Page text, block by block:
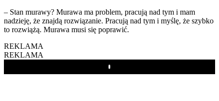
– Stan murawy? Murawa ma problem, pracują nad tym i mam
nadzieję, że znajdą rozwiązanie. Pracują nad tym i myślę, że szybko
to rozwiążą. Murawa musi się poprawić.
REKLAMA
REKLAMA
Play